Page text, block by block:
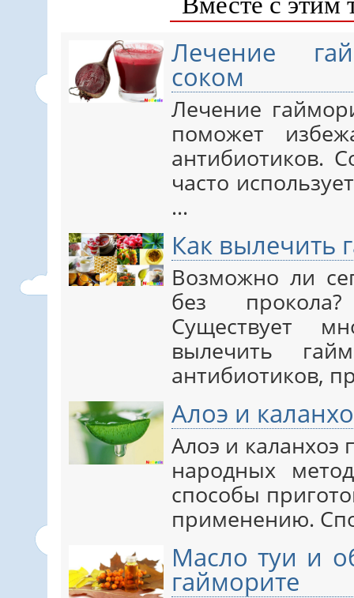
Лечение
соком
Лечение
поможет
антибиотиков.
часто
...
Как вылечить
Возможно ли
без
Существует
вылечить
антибиотиков,
Алоэ и
Алоэ и каланхоэ
народных
способы
применению.
Масло туи и
гайморите